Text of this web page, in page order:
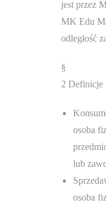
jest przez
MK Edu
odległość
§
2 Definicje
osoba
lub
osoba